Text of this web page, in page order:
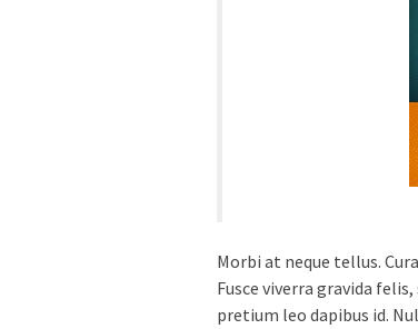
Morbi at neque tellus.
Fusce viverra gravida
pretium leo dapibus id.